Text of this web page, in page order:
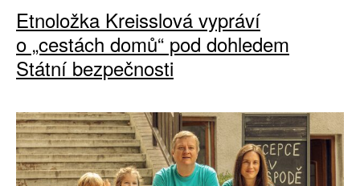
Etnoložka Kreisslová vypráví
o „cestách domů“ pod dohledem
Státní bezpečnosti